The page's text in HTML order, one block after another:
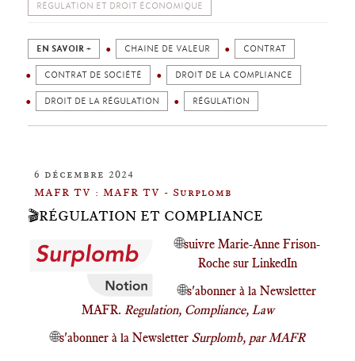
RÉGULATION ET DROIT ÉCONOMIQUE
EN SAVOIR + CHAINE DE VALEUR CONTRAT
CONTRAT DE SOCIÉTÉ DROIT DE LA COMPLIANCE
DROIT DE LA RÉGULATION RÉGULATION
6 décembre 2024
MAFR TV : MAFR TV - Surplomb
🎬RÉGULATION ET COMPLIANCE
🌐suivre Marie-Anne Frison-
Roche sur LinkedIn
🌐s'abonner à la Newsletter
MAFR. Regulation, Compliance, Law
🌐s'abonner à la NewsletterSurplomb, par MAFR